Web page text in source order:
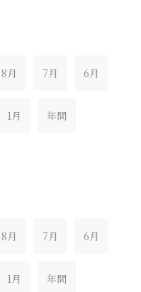
8月 7月 6月
1月 年間
8月 7月 6月
1月 年間